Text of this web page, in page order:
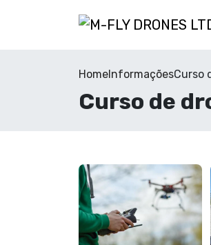
HomeInformaçõesCurso
Curso de